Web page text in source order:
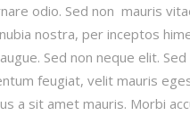
odio. Sed non mauris
nostra, per inceptos
Sed non neque elit.
feugiat, velit mauris
a sit amet mauris. Morbi